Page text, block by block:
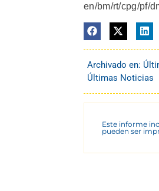
en/bm/rt/cpg/pf/
Archivado en:
Últimas Noticias
Este informe
pueden ser